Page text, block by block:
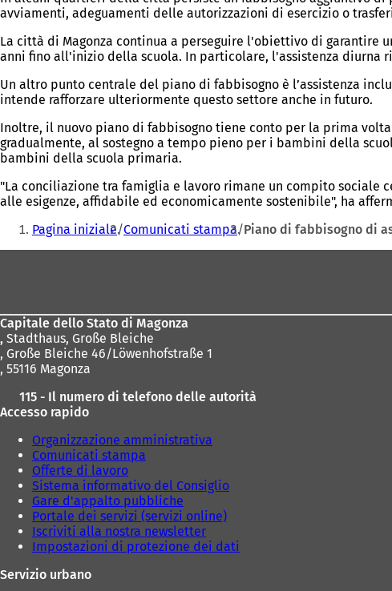
avviamenti, adeguamenti delle autorizzazioni di esercizio o
La città di Magonza continua a perseguire l'obiettivo di
anni fino all'inizio della scuola. In particolare, l'assistenza
Un altro punto centrale del piano di fabbisogno è l’assistenza
intende rafforzare ulteriormente questo settore anche in futuro.
Inoltre, il nuovo piano di fabbisogno tiene conto per la prima
gradualmente, al sostegno a tempo pieno per i bambini della
bambini della scuola primaria.
"La conciliazione tra famiglia e lavoro rimane un compito sociale
alle esigenze, affidabile ed economicamente sostenibile", ha
Siete
qui:
Pagina iniziale Comunicati stampa Piano di fabbisogno di
Capitale dello Stato di Magonza
, Stadthaus, Große Bleiche
, Große Bleiche 46/Löwenhofstraße 1
, 55116 Magonza
115 - Il numero di telefono delle autorità
Accesso rapido
Organizzazione amministrativa
Comunicati stampa
Offerte di lavoro
Sistema informativo del Consiglio
Gare d'appalto pubbliche
Portale dei servizi (servizi online)
Iscriviti alla nostra newsletter
Impostazioni di protezione dei dati
Servizio urbano